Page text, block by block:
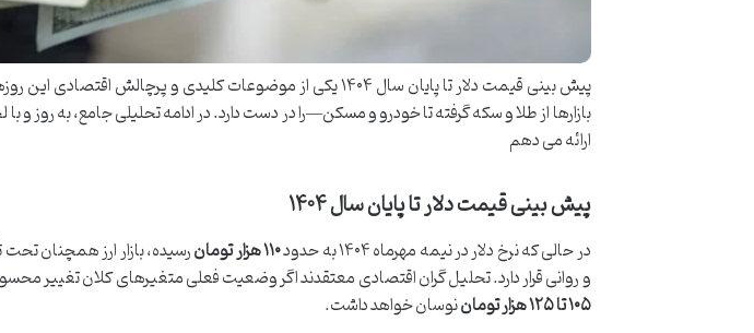
پیش بینی قیمت دلار تا پایان سال ۱۴۰۴ یکی از موضوعات کلیدی و
بازارها از طلا و سکه گرفته تا خودرو و مسکن—را در دست دارد. در ادامه تحلیلی جامع، به روز و
ارائه می دهم
پیش بینی قیمت دلار تا پایان سال ۱۴۰۴
در حالی که نرخ دلار در نیمه مهرماه ۱۴۰۴ به حدود ۱۱۰ هزار تومان رسیده، بازار ارز همچنان
و روانی قرار دارد. تحلیل گران اقتصادی معتقدند اگر وضعیت فعلی متغیرهای کلان تغییر
۱۰۵ تا ۱۲۵ هزار تومان نوسان خواهد داشت.